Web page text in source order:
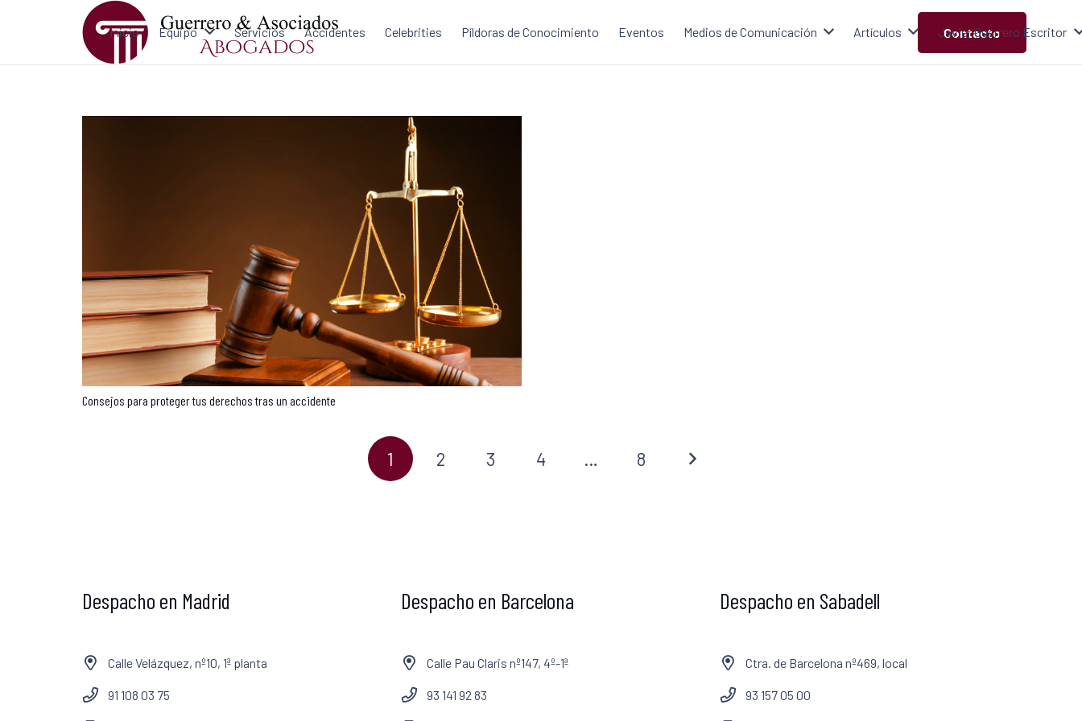
Inicio Equipo Servicios Accidentes Celebrities Píldoras de Conocimiento Eventos Medios de Comunicación Artículos Javier Guerrero Escritor
Contacto
Consejos para proteger tus derechos tras un accidente
1 2 3 4 … 8
Despacho en Madrid
Calle Velázquez, nº10, 1ª planta
91 108 03 75
Despacho en Barcelona
Calle Pau Claris nº147, 4º-1ª
93 141 92 83
Despacho en Sabadell
Ctra. de Barcelona nº469, local
93 157 05 00